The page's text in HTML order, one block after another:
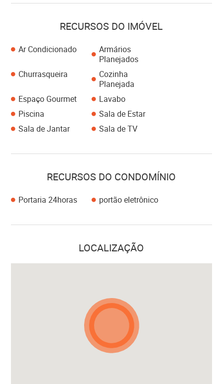
RECURSOS DO IMÓVEL
Ar Condicionado
Armários
Planejados
Churrasqueira
Cozinha
Planejada
Espaço Gourmet
Lavabo
Piscina
Sala de Estar
Sala de Jantar
Sala de TV
RECURSOS DO CONDOMÍNIO
Portaria 24horas portão eletrônico
LOCALIZAÇÃO